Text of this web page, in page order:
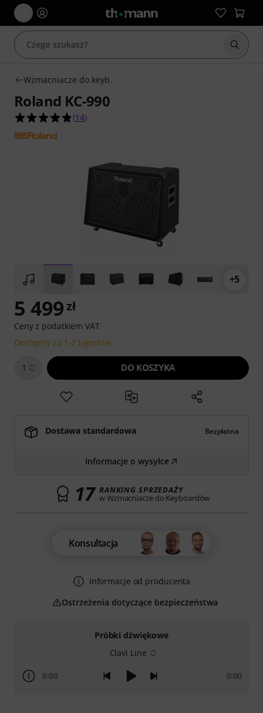
Wzmacniacze do keyb.
Roland KC-990
4.9 na 5 gwiazdek z 14 ocen klientów
(14)
+5
Próbki dźwiękowe
Clavi Line
0:00 0:00
5 499zł
Ceny z podatkiem VAT
Dostępny za 1-2 tygodnie
1 DO KOSZYKA
Dostawa standardowa Bezpłatna
Informacje o wysyłce
17 RANKING SPRZEDAŻY
w Wzmacniacze do Keyboardów
Konsultacja
Informacje od producenta
Ostrzeżenia dotyczące bezpieczeństwa